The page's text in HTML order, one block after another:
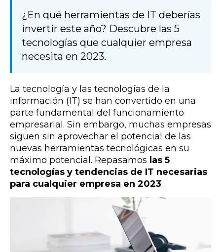
¿En qué herramientas de IT deberías
invertir este año? Descubre las 5
tecnologías que cualquier empresa
necesita en 2023.
La tecnología y las tecnologías de la
información (IT) se han convertido en una
parte fundamental del funcionamiento
empresarial. Sin embargo, muchas empresas
siguen sin aprovechar el potencial de las
nuevas herramientas tecnológicas en su
máximo potencial. Repasamos las 5
tecnologías y tendencias de IT necesarias
para cualquier empresa en 2023.